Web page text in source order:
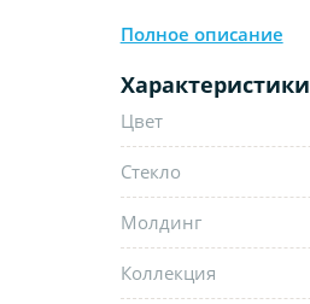
Полное описание
Характеристики
Цвет
Стекло
Молдинг
Коллекция